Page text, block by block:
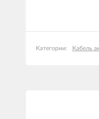
Категории: Кабель